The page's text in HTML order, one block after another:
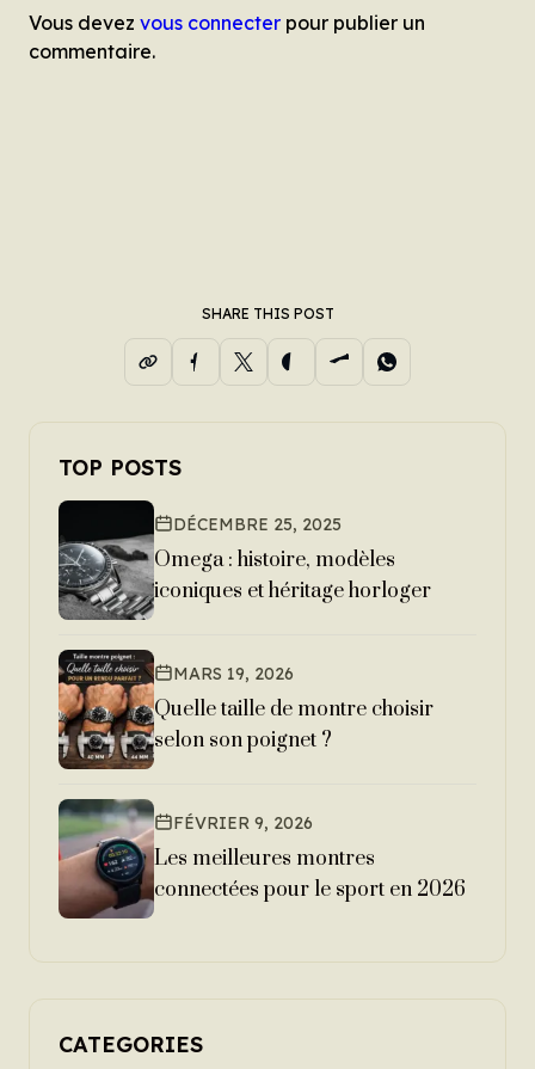
Vous devez vous connecter pour publier un
commentaire.
SHARE THIS POST
TOP POSTS
DÉCEMBRE 25, 2025
Omega : histoire, modèles
iconiques et héritage horloger
MARS 19, 2026
Quelle taille de montre choisir
selon son poignet ?
FÉVRIER 9, 2026
Les meilleures montres
connectées pour le sport en 2026
CATEGORIES